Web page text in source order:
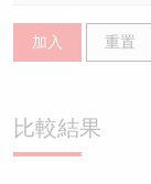
加入 重置
比較結果